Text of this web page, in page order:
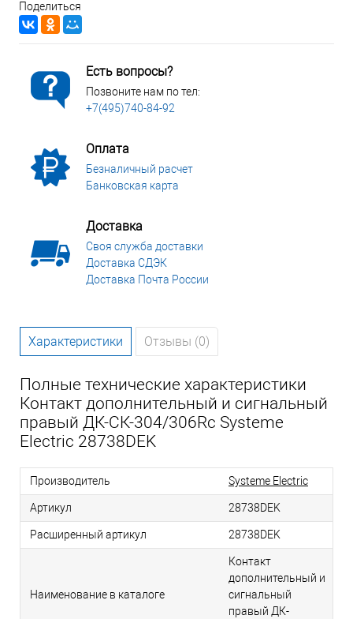
Поделиться
Есть вопросы?
Позвоните нам по тел:
+7(495)740-84-92
Оплата
Безналичный расчет
Банковская карта
Доставка
Своя служба доставки
Доставка СДЭК
Доставка Почта России
Характеристики Отзывы (0)
Полные технические характеристики
Контакт дополнительный и сигнальный
правый ДК-СК-304/306Rc Systeme
Electric 28738DEK
Производитель Systeme Electric
Артикул 28738DEK
Расширенный артикул 28738DEK
Наименование в каталоге
Контакт
дополнительный и
сигнальный
правый ДК-